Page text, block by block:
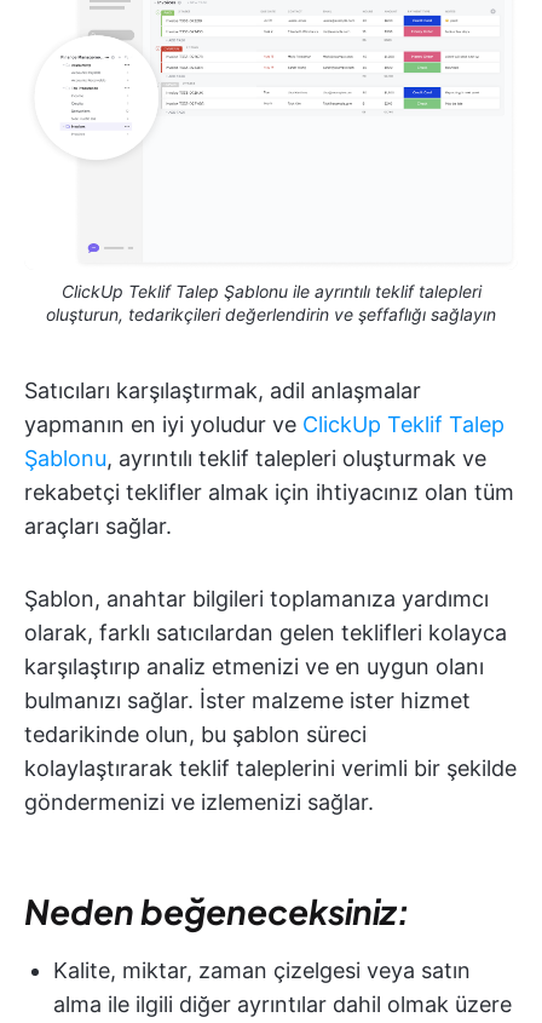
ClickUp Teklif Talep Şablonu ile ayrıntılı teklif talepleri
oluşturun, tedarikçileri değerlendirin ve şeffaflığı sağlayın
Satıcıları karşılaştırmak, adil anlaşmalar
yapmanın en iyi yoludur ve ClickUp Teklif Talep
Şablonu, ayrıntılı teklif talepleri oluşturmak ve
rekabetçi teklifler almak için ihtiyacınız olan tüm
araçları sağlar.
Şablon, anahtar bilgileri toplamanıza yardımcı
olarak, farklı satıcılardan gelen teklifleri kolayca
karşılaştırıp analiz etmenizi ve en uygun olanı
bulmanızı sağlar. İster malzeme ister hizmet
tedarikinde olun, bu şablon süreci
kolaylaştırarak teklif taleplerini verimli bir şekilde
göndermenizi ve izlemenizi sağlar.
Neden beğeneceksiniz:
Kalite, miktar, zaman çizelgesi veya satın
alma ile ilgili diğer ayrıntılar dahil olmak üzere